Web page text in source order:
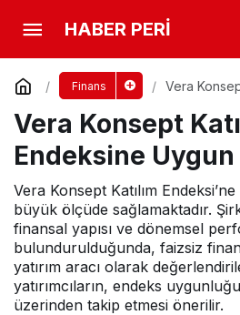
HABER PERİ
Finans
Vera
Vera Konsept
Endeksine Uygun
Vera Konsept Katılım
büyük ölçüde sağlamaktadır.
finansal yapısı ve dönemsel
bulundurulduğunda, faizsiz
yatırım aracı olarak
yatırımcıların, endeks
üzerinden takip etmesi önerilir.
Vera Konsept Katılım
Yorum Yap